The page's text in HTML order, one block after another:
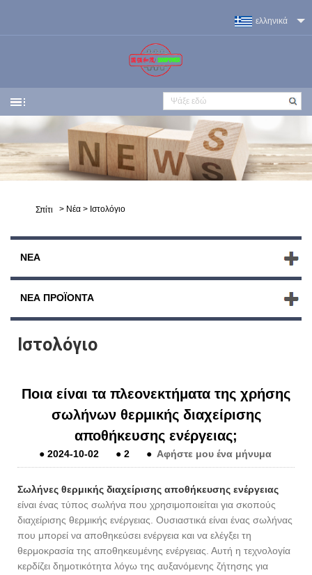
ελληνικά
Σπίτι > Νέα > Ιστολόγιο
ΝΈΑ
ΝΈΑ ΠΡΟΪΌΝΤΑ
Ιστολόγιο
Ποια είναι τα πλεονεκτήματα της χρήσης
σωλήνων θερμικής διαχείρισης
αποθήκευσης ενέργειας;
● 2024-10-02 ● 2 ● Αφήστε μου ένα μήνυμα
Σωλήνες θερμικής διαχείρισης αποθήκευσης ενέργειας
είναι ένας τύπος σωλήνα που χρησιμοποιείται για σκοπούς
διαχείρισης θερμικής ενέργειας. Ουσιαστικά είναι ένας σωλήνας
που μπορεί να αποθηκεύσει ενέργεια και να ελέγξει τη
θερμοκρασία της αποθηκευμένης ενέργειας. Αυτή η τεχνολογία
κερδίζει δημοτικότητα λόγω της αυξανόμενης ζήτησης για